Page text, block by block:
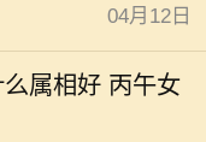
04月12日
属相好 丙午女